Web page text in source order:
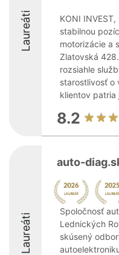
Laureáti
KONI
stabilnou
motorizácie a
Zlatovská
rozsiahle
starostlivosť o
klientov patria
8.2
Laureáti
auto-
Spoločnosť
Lednických
skúsený